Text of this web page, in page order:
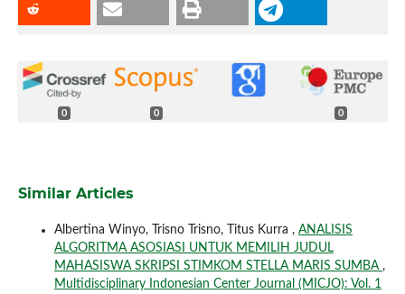
0 0 0
Similar Articles
Albertina Winyo, Trisno Trisno, Titus Kurra , ANALISIS
ALGORITMA ASOSIASI UNTUK MEMILIH JUDUL
MAHASISWA SKRIPSI STIMKOM STELLA MARIS SUMBA ,
Multidisciplinary Indonesian Center Journal (MICJO): Vol. 1